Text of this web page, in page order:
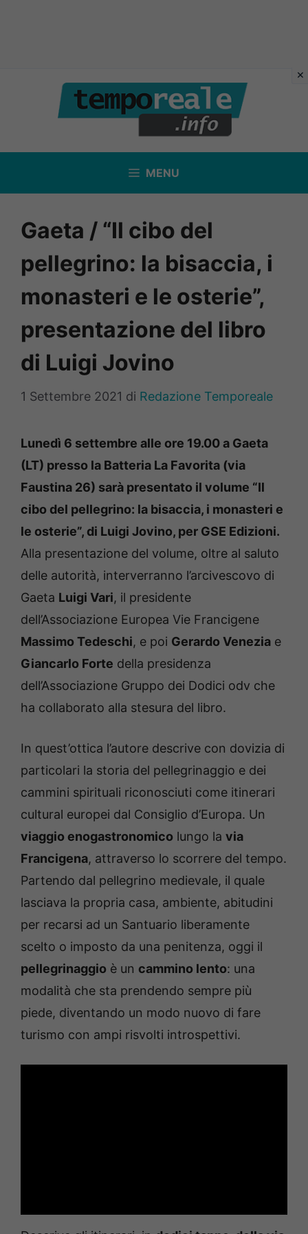
contenuto
MENU
Gaeta / “Il cibo del
pellegrino: la bisaccia, i
monasteri e le osterie”,
presentazione del libro
di Luigi Jovino
1 Settembre 2021 di Redazione Temporeale
Lunedì 6 settembre alle ore 19.00 a Gaeta
(LT) presso la Batteria La Favorita (via
Faustina 26) sarà presentato il volume “Il
cibo del pellegrino: la bisaccia, i monasteri e
le osterie”, di Luigi Jovino, per GSE Edizioni.
Alla presentazione del volume, oltre al saluto
delle autorità, interverranno l’arcivescovo di
Gaeta Luigi Vari, il presidente
dell’Associazione Europea Vie Francigene
Massimo Tedeschi, e poi Gerardo Venezia e
Giancarlo Forte della presidenza
dell’Associazione Gruppo dei Dodici odv che
ha collaborato alla stesura del libro.
In quest’ottica l’autore descrive con dovizia di
particolari la storia del pellegrinaggio e dei
cammini spirituali riconosciuti come itinerari
cultural europei dal Consiglio d’Europa. Un
viaggio enogastronomico lungo la via
Francigena, attraverso lo scorrere del tempo.
Partendo dal pellegrino medievale, il quale
lasciava la propria casa, ambiente, abitudini
per recarsi ad un Santuario liberamente
scelto o imposto da una penitenza, oggi il
pellegrinaggio è un cammino lento: una
modalità che sta prendendo sempre più
piede, diventando un modo nuovo di fare
turismo con ampi risvolti introspettivi.